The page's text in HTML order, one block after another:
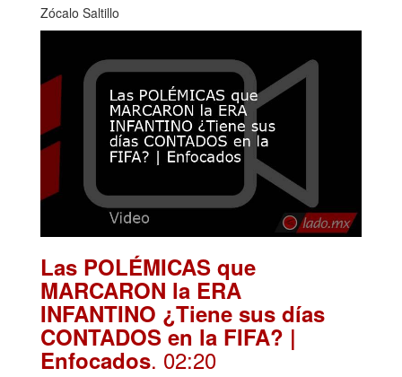
Zócalo Saltillo
Las POLÉMICAS que
MARCARON la ERA
INFANTINO ¿Tiene sus días
CONTADOS en la FIFA? |
Enfocados. 02:20